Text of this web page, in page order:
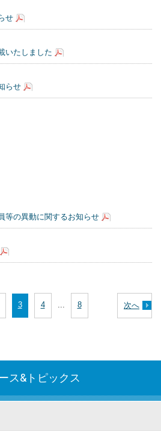
せ
いたしました
らせ
等の異動に関するお知らせ
次へ
3 4 ... 8
ス&トピックス